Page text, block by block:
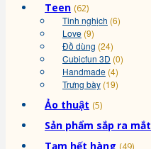
Teen (62)
Tinh nghịch (6)
Love (9)
Đồ dùng (24)
Cubicfun 3D (0)
Handmade (4)
Trưng bày (19)
Ảo thuật (5)
Sản phẩm sắp ra mắt
Tạm hết hàng (49)